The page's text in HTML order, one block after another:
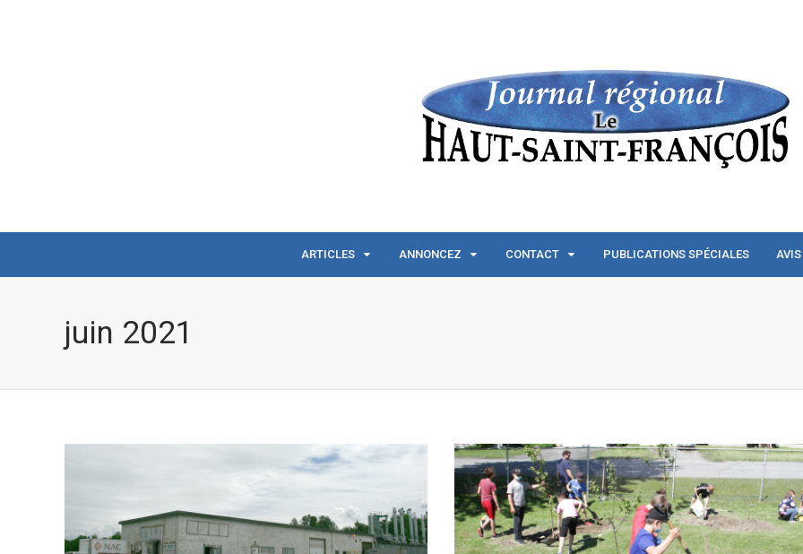
ARTICLES ANNONCEZ CONTACT PUBLICATIONS SPÉCIALES
juin 2021